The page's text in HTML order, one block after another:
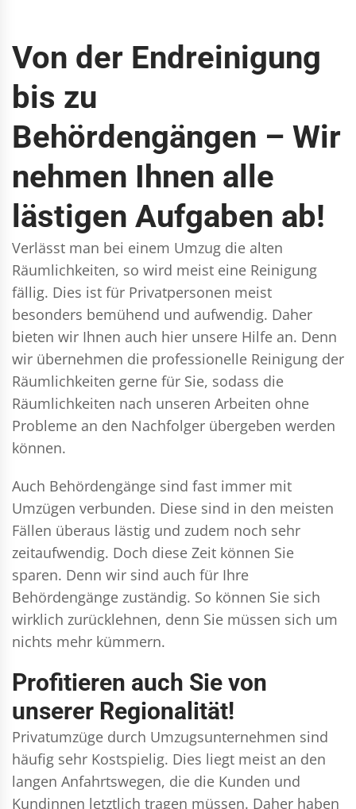
Von der Endreinigung
bis zu
Behördengängen – Wir
nehmen Ihnen alle
lästigen Aufgaben ab!
Verlässt man bei einem Umzug die alten
Räumlichkeiten, so wird meist eine Reinigung
fällig. Dies ist für Privatpersonen meist
besonders bemühend und aufwendig. Daher
bieten wir Ihnen auch hier unsere Hilfe an. Denn
wir übernehmen die professionelle Reinigung der
Räumlichkeiten gerne für Sie, sodass die
Räumlichkeiten nach unseren Arbeiten ohne
Probleme an den Nachfolger übergeben werden
können.
Auch Behördengänge sind fast immer mit
Umzügen verbunden. Diese sind in den meisten
Fällen überaus lästig und zudem noch sehr
zeitaufwendig. Doch diese Zeit können Sie
sparen. Denn wir sind auch für Ihre
Behördengänge zuständig. So können Sie sich
wirklich zurücklehnen, denn Sie müssen sich um
nichts mehr kümmern.
Profitieren auch Sie von
unserer Regionalität!
Privatumzüge durch Umzugsunternehmen sind
häufig sehr Kostspielig. Dies liegt meist an den
langen Anfahrtswegen, die die Kunden und
Kundinnen letztlich tragen müssen. Daher haben